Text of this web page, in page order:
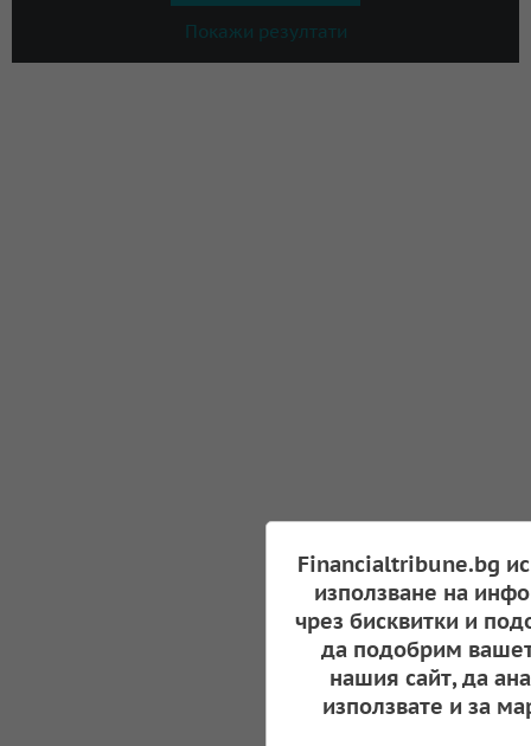
Покажи резултати
Financialtribune.bg
използване на
чрез бисквитки и
да подобрим
нашия сайт, да
използвате и за